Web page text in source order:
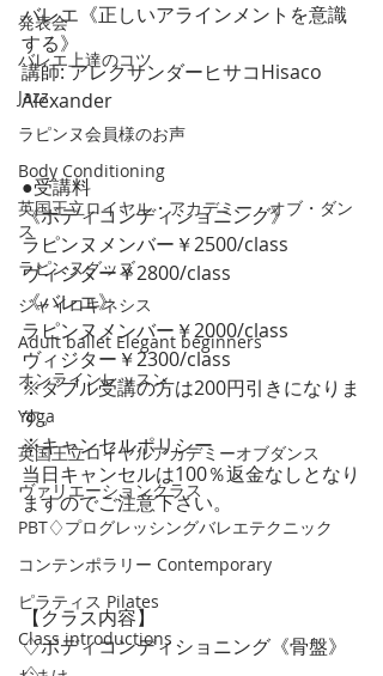
発表会
バレエ上達のコツ
Jazz
ラピンヌ会員様のお声
Body Conditioning
英国王立ロイヤル・アカデミー・オブ・ダン
ス
ラピンヌグッズ
ジャイロキネシス
Adult ballet Elegant beginners
オンラインレッスン
Yoga
英国王立ロイヤルアカデミーオブダンス
ヴァリエーションクラス
PBT♢プログレッシングバレエテクニック
コンテンポラリー Contemporary
ピラティス Pilates
Class introductions
バレエ《正しいアラインメントを意識
する》
講師: アレクサンダーヒサコHisaco
Alexander
●受講料
《ボディコンディショニング》
ラピンヌメンバー￥2500/class
ヴィジター￥2800/class
《バレエ》
ラピンヌメンバー￥2000/class
ヴィジター￥2300/class
※ダブル受講の方は200円引きになりま
す。
※キャンセルポリシー
当日キャンセルは100％返金なしとなり
ますのでご注意下さい。
【クラス内容】
♢ボディコンディショニング《骨盤》